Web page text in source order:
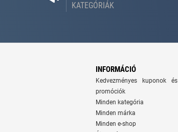
KATEGÓRIÁK
INFORMÁCIÓ
Kedvezményes kuponok és
promóciók
Minden kategória
Minden márka
Minden e-shop